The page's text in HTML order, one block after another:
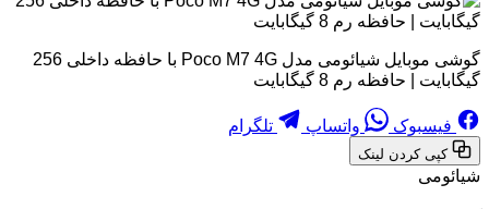
گوشی موبایل شیائومی مدل Poco M7 4G با حافظه داخلی 256
گیگابایت | حافظه رم 8 گیگابایت
فیسبوک واتساپ تلگرام
کپی کردن لینک
شیائومی